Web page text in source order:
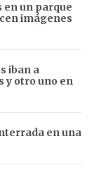
en un parque
imágenes
iban a
y otro uno en
en una